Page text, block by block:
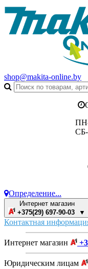
shop@makita-online.by
Определение...
Интернет магазин
+375(29) 697-90-03 ▼
Контактная
Интернет магазин
Юридическим лицам